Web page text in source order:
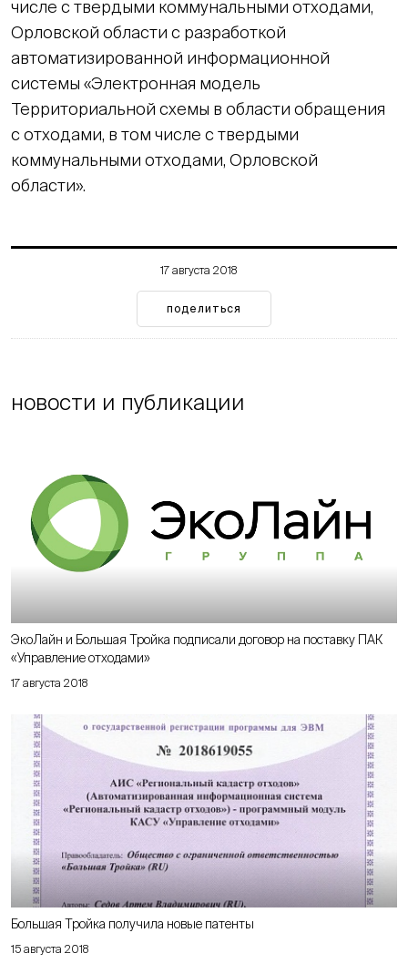
числе с твердыми коммунальными отходами,
Орловской области с разработкой
автоматизированной информационной
системы «Электронная модель
Территориальной схемы в области обращения
с отходами, в том числе с твердыми
коммунальными отходами, Орловской
области».
17 августа 2018
поделиться
новости и публикации
17 августа 2018
ЭкоЛайн и Большая Тройка подписали договор на поставку ПАК
«Управление отходами»
15 августа 2018
Большая Тройка получила новые патенты